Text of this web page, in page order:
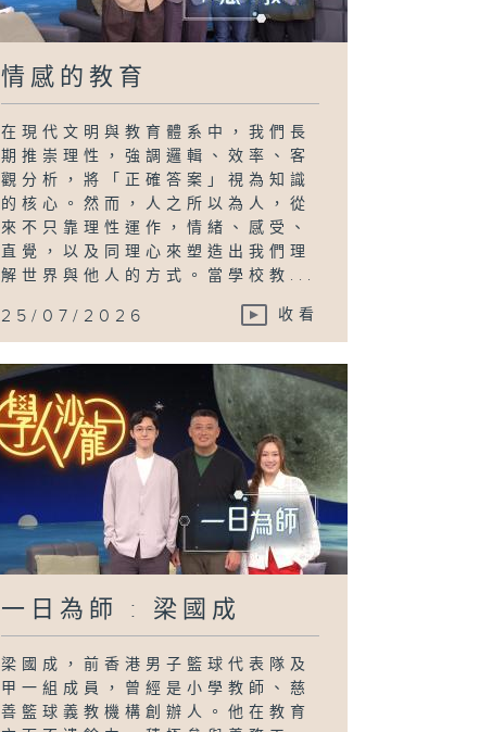
情感的教育
在現代文明與教育體系中，我們長
期推崇理性，強調邏輯、效率、客
觀分析，將「正確答案」視為知識
的核心。然而，人之所以為人，從
來不只靠理性運作，情緒、感受、
直覺，以及同理心來塑造出我們理
解世界與他人的方式。當學校教...
25/07/2026 收看
一日為師 : 梁國成
梁國成，前香港男子籃球代表隊及
甲一組成員，曾經是小學教師、慈
善籃球義教機構創辦人。他在教育